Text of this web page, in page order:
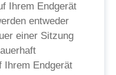
Ihrem Endgerät
entweder
einer Sitzung
Ihrem Endgerät